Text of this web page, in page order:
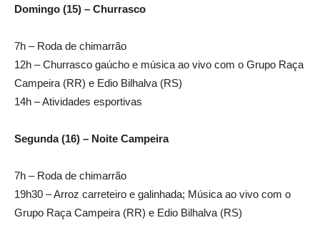
Domingo (15) – Churrasco
7h – Roda de chimarrão
12h – Churrasco gaúcho e música ao vivo com o Grupo Raça
Campeira (RR) e Edio Bilhalva (RS)
14h – Atividades esportivas
Segunda (16) – Noite Campeira
7h – Roda de chimarrão
19h30 – Arroz carreteiro e galinhada; Música ao vivo com o
Grupo Raça Campeira (RR) e Edio Bilhalva (RS)